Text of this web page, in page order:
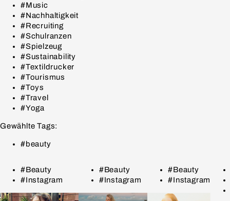
#Music
#Nachhaltigkeit
#Recruiting
#Schulranzen
#Spielzeug
#Sustainability
#Textildrucker
#Tourismus
#Toys
#Travel
#Yoga
Gewählte Tags:
#beauty
#Beauty
#Instagram
#Beauty
#Instagram
#Beauty
#Instagram